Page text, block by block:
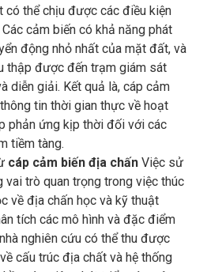
có thể chịu được các điều kiện
cảm biến có khả năng phát
động nhỏ nhất của mặt đất, và
thập được đến trạm giám sát
diễn giải. Kết quả là, cáp cảm
tin thời gian thực về hoạt
phản ứng kịp thời đối với các
tiềm tàng.
cáp cảm biến địa chấnViệc sử
trò quan trọng trong việc thúc
về địa chấn học và kỹ thuật
tích các mô hình và đặc điểm
nghiên cứu có thể thu được
cấu trúc địa chất và hệ thống